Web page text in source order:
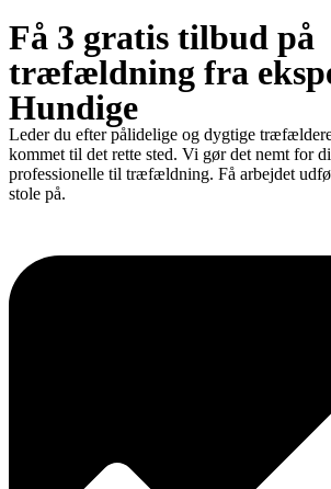
Få 3 gratis tilbud på
træfældning fra
Hundige
Leder du efter pålidelige og dygtige
kommet til det rette sted. Vi gør det nemt for
professionelle til træfældning. Få arbejdet
stole på.